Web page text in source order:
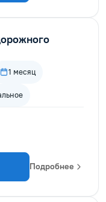
1 месяц
Подробнее